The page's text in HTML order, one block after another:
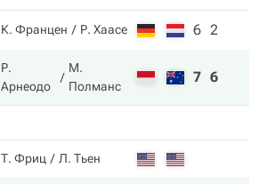
К. Францен Р. Хаасе 6 2
Р.
Арнеодо
М.
Полманс
7 6
Т. Фриц Л. Тьен